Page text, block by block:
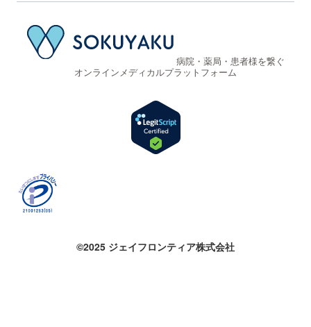
病院・薬局・患者様を繋ぐ
オンラインメディカルプラットフォーム
©2025 ジェイフロンティア株式会社